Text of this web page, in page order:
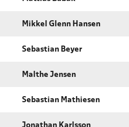
Mikkel Glenn Hansen
Sebastian Beyer
Malthe Jensen
Sebastian Mathiesen
Jonathan Karlsson